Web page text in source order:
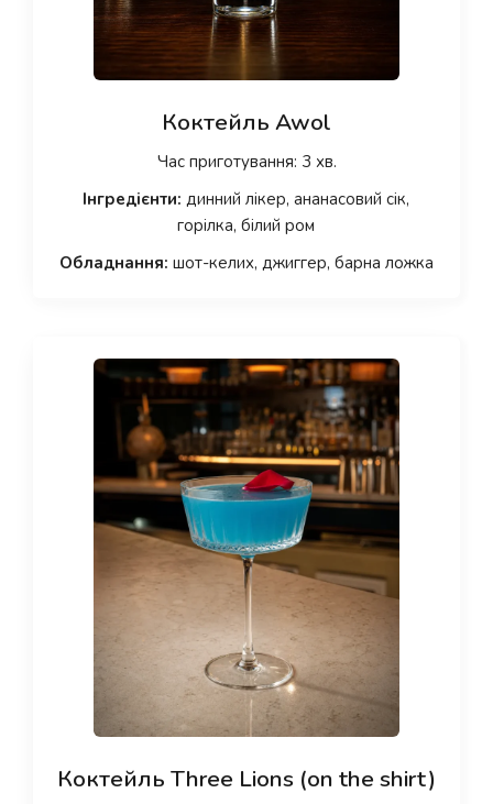
Коктейль Awol
Час приготування: 3 хв.
Інгредієнти: динний лікер, ананасовий сік,
горілка, білий ром
Обладнання: шот-келих, джиггер, барна ложка
Коктейль Three Lions (on the shirt)